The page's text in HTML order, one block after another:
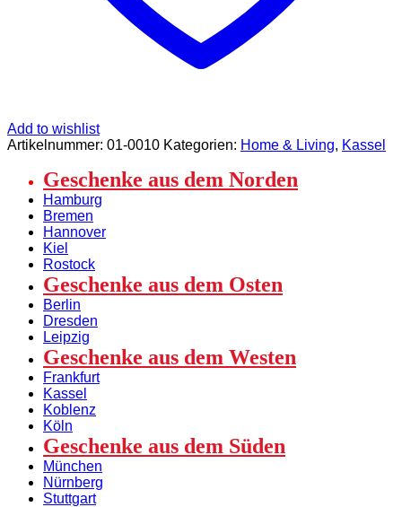
Add to wishlist
Artikelnummer: 01-0010 Kategorien: Home & Living, Kassel
Geschenke aus dem Norden
Hamburg
Bremen
Hannover
Kiel
Rostock
Geschenke aus dem Osten
Berlin
Dresden
Leipzig
Geschenke aus dem Westen
Frankfurt
Kassel
Koblenz
Köln
Geschenke aus dem Süden
München
Nürnberg
Stuttgart